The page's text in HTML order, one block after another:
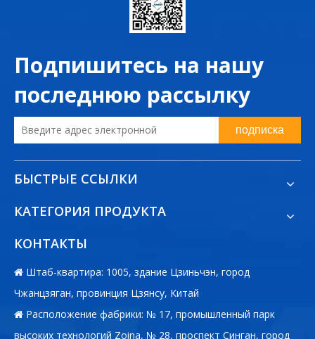
Подпишитесь на нашу
последнюю рассылку
подписка
БЫСТРЫЕ ССЫЛКИ
КАТЕГОРИЯ ПРОДУКТА
КОНТАКТЫ
 Штаб-квартира: 1005, здание Цзиньчэн, город
Чжанцзяган, провинция Цзянсу, Китай
 Расположение фабрики: № 17, промышленный парк
высоких технологий Zoina, № 28, проспект Синган, город